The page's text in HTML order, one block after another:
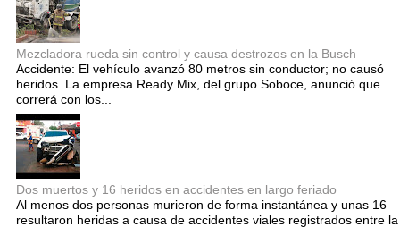
Mezcladora rueda sin control y causa destrozos en la Busch
Accidente: El vehículo avanzó 80 metros sin conductor; no causó
heridos. La empresa Ready Mix, del grupo Soboce, anunció que
correrá con los...
Dos muertos y 16 heridos en accidentes en largo feriado
Al menos dos personas murieron de forma instantánea y unas 16
resultaron heridas a causa de accidentes viales registrados entre la